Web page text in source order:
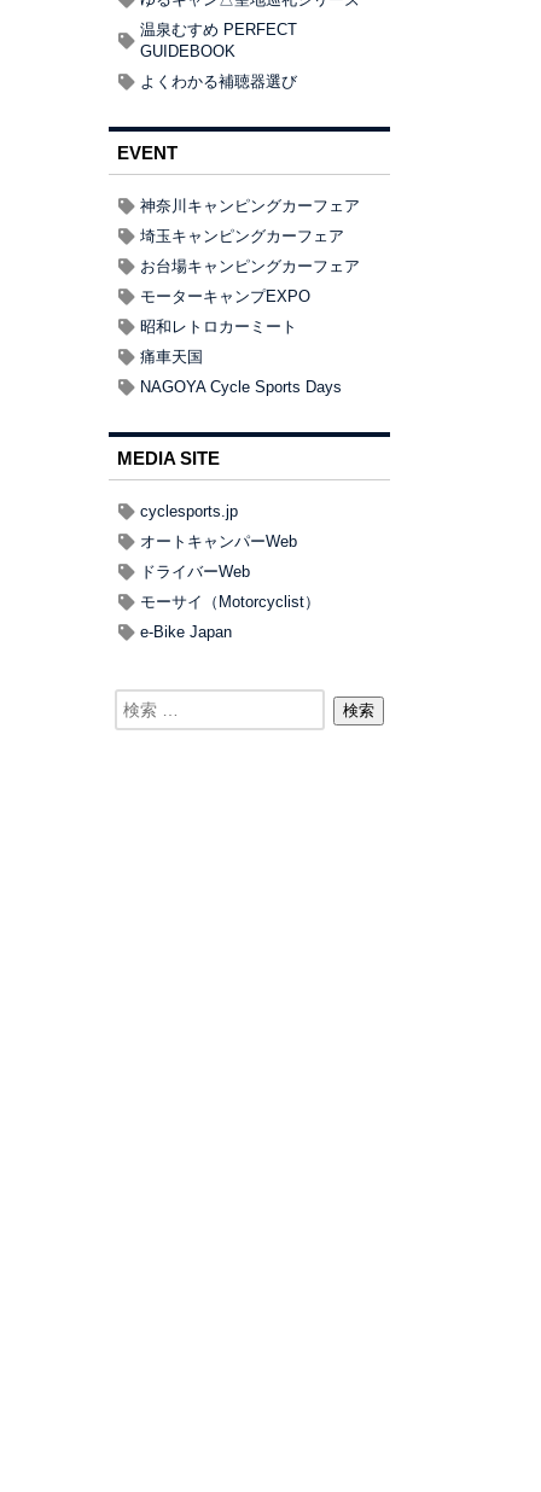
温泉むすめ PERFECT
GUIDEBOOK
よくわかる補聴器選び
EVENT
神奈川キャンピングカーフェア
埼玉キャンピングカーフェア
お台場キャンピングカーフェア
モーターキャンプEXPO
昭和レトロカーミート
痛車天国
NAGOYA Cycle Sports Days
MEDIA SITE
cyclesports.jp
オートキャンパーWeb
ドライバーWeb
モーサイ（Motorcyclist）
e-Bike Japan